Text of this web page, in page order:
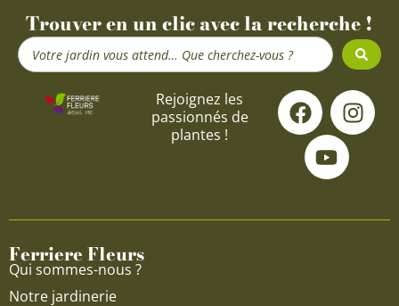
Trouver en un clic avec la recherche !
Search
...
Rejoignez les
passionnés de
plantes !
F
a
c
e
o
I
n
s
g
Y
o
u
t
u
b
Ferriere Fleurs
Qui sommes-nous ?
Notre jardinerie